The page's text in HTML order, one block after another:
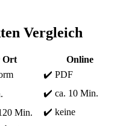
Vergleich
Ort
Online
✔️ PDF
✔️ ca. 10 Min.
Min. ✔️ keine